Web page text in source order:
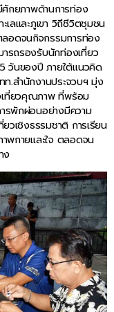
กยภาพด้านการท่อง
ลและภูเขา วิถีชีวิตชุมชน
ดจนกิจกรรมการท่อง
รถรองรับนักท่องเที่ยว
วันของปี ภายใต้แนวคิด
ท.สำนักงานประจวบฯ มุ่ง
เที่ยวคุณภาพ ที่พร้อม
รพักผ่อนอย่างมีความ
วเชิงธรรมชาติ การเรียน
พกายและใจ ตลอดจน
ง